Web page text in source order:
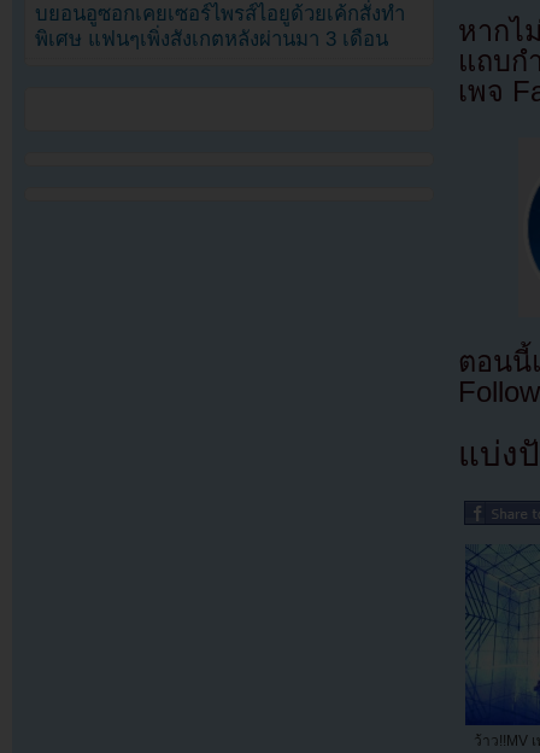
หากไ
แถบก
เพจ
ตอนนี้
แบ่ง
ว้าว!!MV
บยอนอูซอกเคยเซอร์ไพรส์ไอยูด้วยเค้กสั่งทำ
พิเศษ แฟนๆเพิ่งสังเกตหลังผ่านมา 3 เดือน